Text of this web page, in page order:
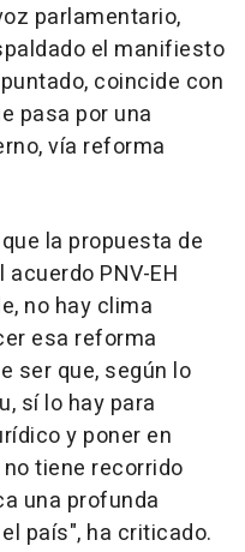
parlamentario,
el manifiesto
coincide con
pasa por una
vía reforma
la propuesta de
acuerdo PNV-EH
no hay clima
esa reforma
ser que, según lo
sí lo hay para
y poner en
tiene recorrido
una profunda
país", ha criticado.